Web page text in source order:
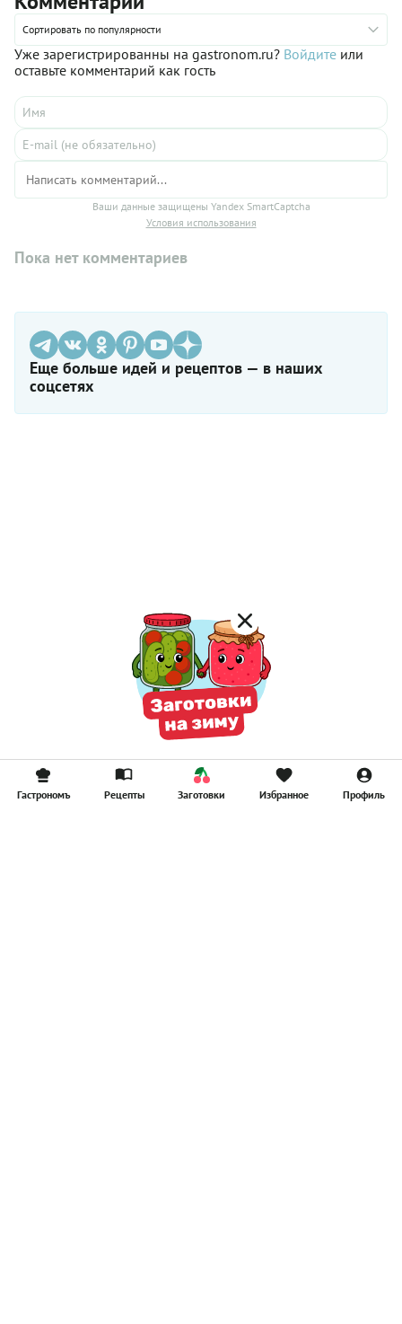
Сортировать по популярности
Уже зарегистрированны на gastronom.ru? Войдите или
оставьте комментарий как гость
Ваши данные защищены Yandex SmartCaptcha
Условия использования
Пока нет комментариев
Еще больше идей и рецептов — в наших
соцсетях
Гастрономъ Рецепты Заготовки Избранное Профиль